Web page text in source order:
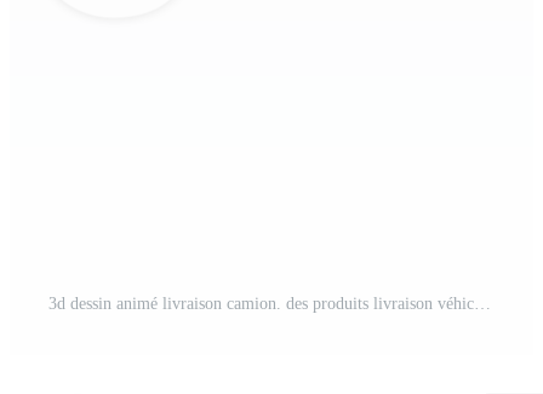
3d dessin animé livraison camion. des produits livraison véhicule. colis transport auto. 3d le rendu illustration. PNG Pro